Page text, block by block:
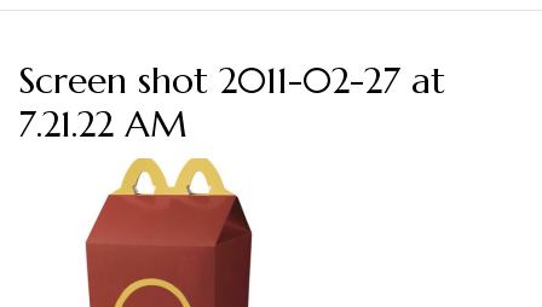
Screen shot 2011-02-27 at
7.21.22 AM